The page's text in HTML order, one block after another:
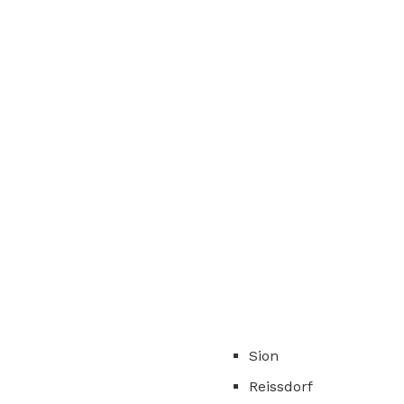
Sion
Reissdorf